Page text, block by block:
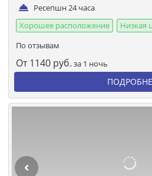
Ресепшн 24 часа
Хорошее расположение
Низкая
По отзывам
От 1140 руб. за 1 ночь